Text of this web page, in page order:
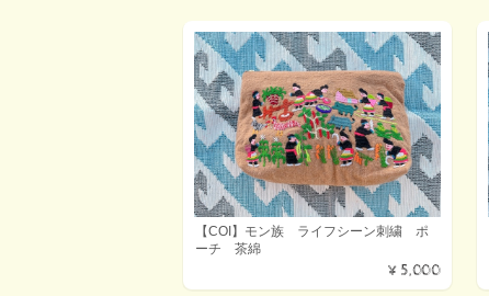
【COI】モン族 ライフシーン刺繍 ポ
ーチ 茶綿
¥5,000